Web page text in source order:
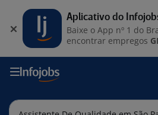
Aplicativo do
Baixe o App nº 1 do
encontrar empregos